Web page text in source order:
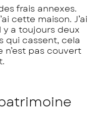
frais annexes.
cette maison. J’ai
a toujours deux
qui cassent, cela
pas couvert